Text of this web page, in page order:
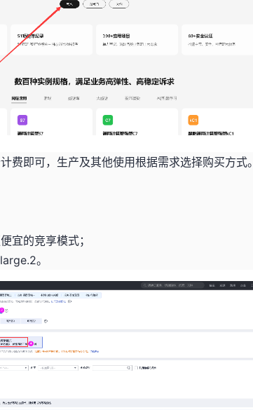
费即可，生产及其他使用根据需求选择购买方式。
宜的竞享模式；
。